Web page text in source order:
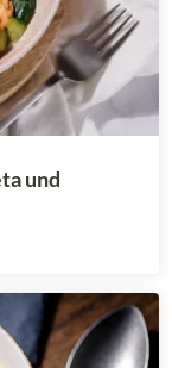
und